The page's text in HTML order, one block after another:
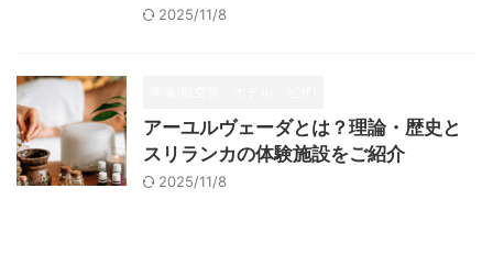
2025/11/8
アーユルヴェーダとは？理論・歴史と
スリランカの体験施設をご紹介
2025/11/8